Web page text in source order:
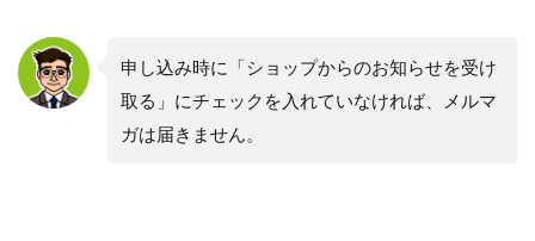
申し込み時に「ショップからのお知らせを受け
取る」にチェックを入れていなければ、メルマ
ガは届きません。